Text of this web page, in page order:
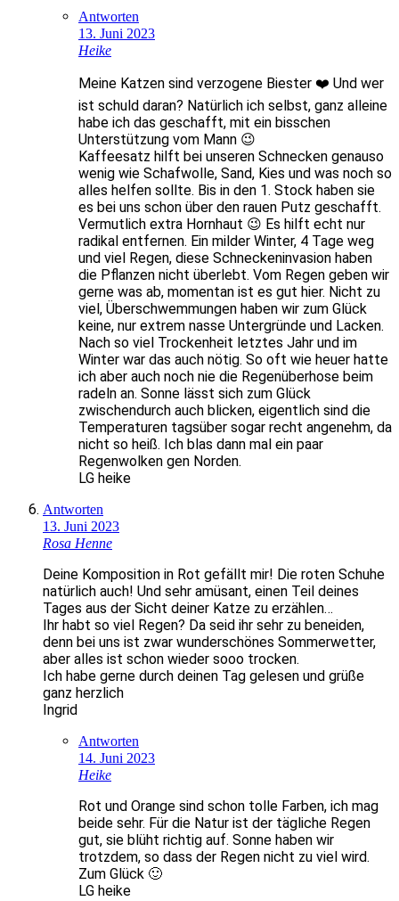
Antworten
13. Juni 2023
Heike
Meine Katzen sind verzogene Biester ❤️ Und wer
ist schuld daran? Natürlich ich selbst, ganz alleine
habe ich das geschafft, mit ein bisschen
Unterstützung vom Mann 😉
Kaffeesatz hilft bei unseren Schnecken genauso
wenig wie Schafwolle, Sand, Kies und was noch so
alles helfen sollte. Bis in den 1. Stock haben sie
es bei uns schon über den rauen Putz geschafft.
Vermutlich extra Hornhaut 😉 Es hilft echt nur
radikal entfernen. Ein milder Winter, 4 Tage weg
und viel Regen, diese Schneckeninvasion haben
die Pflanzen nicht überlebt. Vom Regen geben wir
gerne was ab, momentan ist es gut hier. Nicht zu
viel, Überschwemmungen haben wir zum Glück
keine, nur extrem nasse Untergründe und Lacken.
Nach so viel Trockenheit letztes Jahr und im
Winter war das auch nötig. So oft wie heuer hatte
ich aber auch noch nie die Regenüberhose beim
radeln an. Sonne lässt sich zum Glück
zwischendurch auch blicken, eigentlich sind die
Temperaturen tagsüber sogar recht angenehm, da
nicht so heiß. Ich blas dann mal ein paar
Regenwolken gen Norden.
LG heike
Antworten
13. Juni 2023
Rosa Henne
Deine Komposition in Rot gefällt mir! Die roten Schuhe
natürlich auch! Und sehr amüsant, einen Teil deines
Tages aus der Sicht deiner Katze zu erzählen…
Ihr habt so viel Regen? Da seid ihr sehr zu beneiden,
denn bei uns ist zwar wunderschönes Sommerwetter,
aber alles ist schon wieder sooo trocken.
Ich habe gerne durch deinen Tag gelesen und grüße
ganz herzlich
Ingrid
Antworten
14. Juni 2023
Heike
Rot und Orange sind schon tolle Farben, ich mag
beide sehr. Für die Natur ist der tägliche Regen
gut, sie blüht richtig auf. Sonne haben wir
trotzdem, so dass der Regen nicht zu viel wird.
Zum Glück 🙂
LG heike